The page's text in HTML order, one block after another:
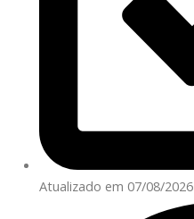
Atualizado em 07/08/2026